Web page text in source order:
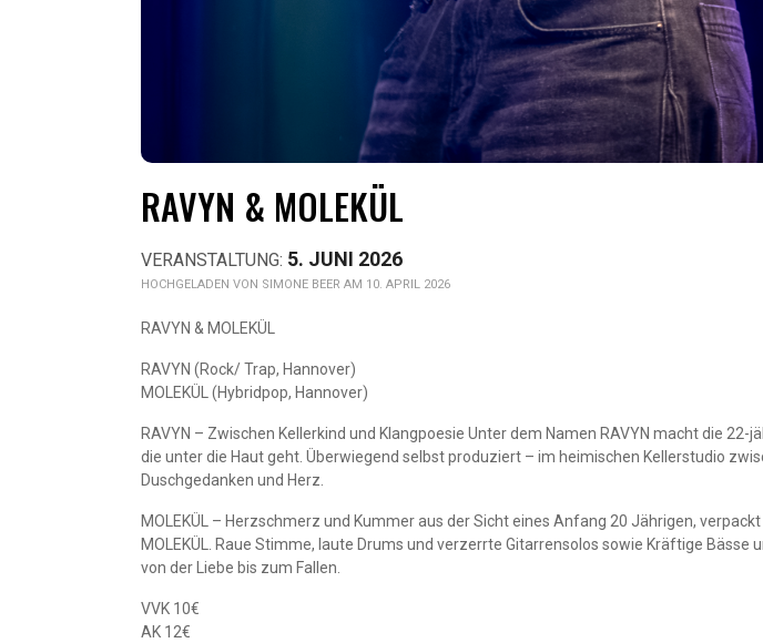
RAVYN & MOLEKÜL
5. JUNI 2026
SIMONE BEER AM 10. APRIL 2026
RAVYN & MOLEKÜL
RAVYN (Rock/ Trap, Hannover)
MOLEKÜL (Hybridpop, Hannover)
RAVYN – Zwischen Kellerkind und Klangpoesie Unter dem Namen RAVYN macht die 22-
die unter die Haut geht. Überwiegend selbst produziert – im heimischen Kellerstudio
Duschgedanken und Herz.
MOLEKÜL – Herzschmerz und Kummer aus der Sicht eines Anfang 20 Jährigen,
MOLEKÜL. Raue Stimme, laute Drums und verzerrte Gitarrensolos sowie Kräftige Bässe
von der Liebe bis zum Fallen.
VVK 10€
AK 12€